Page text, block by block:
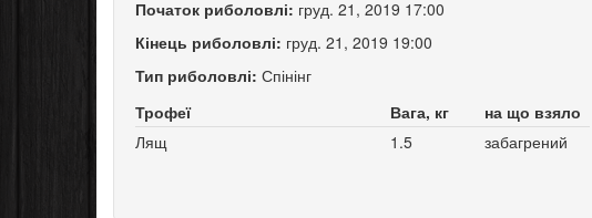
Початок риболовлі: груд. 21, 2019 17:00
Кінець риболовлі: груд. 21, 2019 19:00
Тип риболовлі: Спінінг
Трофеї
Вага, кг
на що взяло
Лящ
1.5 забагрений